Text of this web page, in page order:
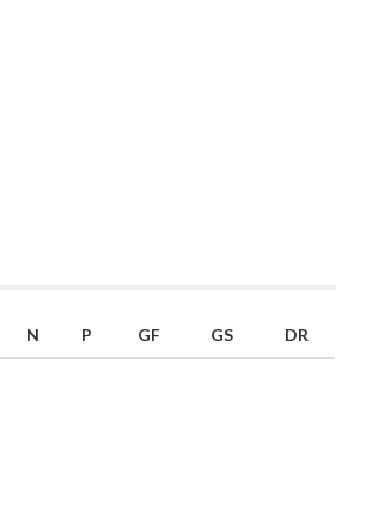
N P GF GS DR